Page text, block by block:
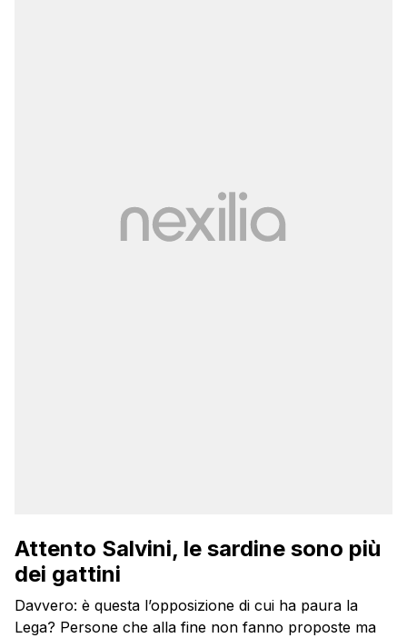
Attento Salvini, le sardine sono più
dei gattini
Davvero: è questa l’opposizione di cui ha paura la
Lega? Persone che alla fine non fanno proposte ma